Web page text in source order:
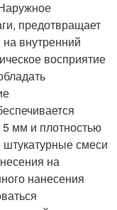
предотвращает
внутренний
восприятие
5 мм и плотностью
смеси
на
нанесения